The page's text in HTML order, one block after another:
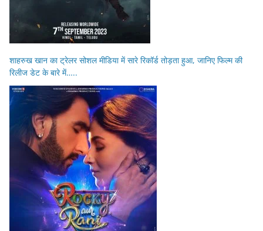
शाहरुख खान का ट्रेलर सोशल मीडिया में सारे रिकॉर्ड तोड़ता हुआ, जानिए फिल्म की
रिलीज डेट के बारे में…..